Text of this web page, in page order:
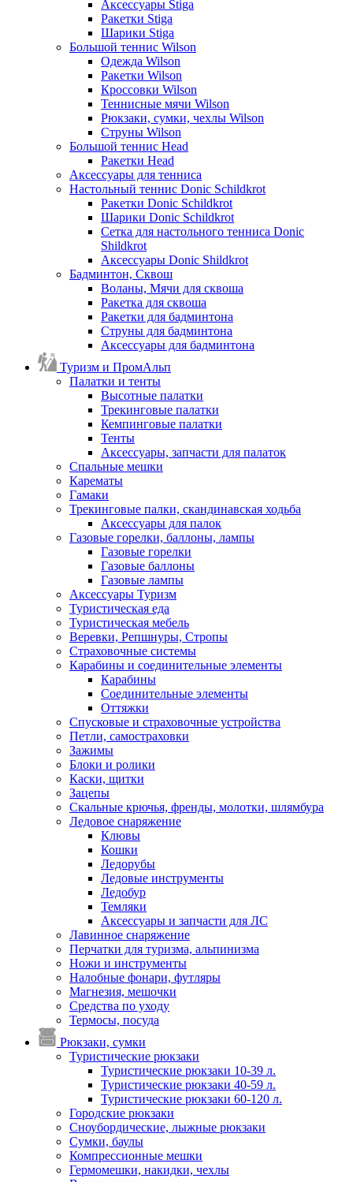
Аксессуары Stiga
Ракетки Stiga
Шарики Stiga
Большой теннис Wilson
Одежда Wilson
Ракетки Wilson
Кроссовки Wilson
Теннисные мячи Wilson
Рюкзаки, сумки, чехлы Wilson
Струны Wilson
Большой теннис Head
Ракетки Head
Аксессуары для тенниса
Настольный теннис Donic Schildkrot
Ракетки Donic Schildkrot
Шарики Donic Schildkrot
Сетка для настольного тенниса Donic
Shildkrot
Аксессуары Donic Shildkrot
Бадминтон, Сквош
Воланы, Мячи для сквоша
Ракетка для сквоша
Ракетки для бадминтона
Струны для бадминтона
Аксессуары для бадминтона
Туризм и ПромАльп
Палатки и тенты
Высотные палатки
Трекинговые палатки
Кемпинговые палатки
Тенты
Аксессуары, запчасти для палаток
Спальные мешки
Карематы
Гамаки
Трекинговые палки, скандинавская ходьба
Аксессуары для палок
Газовые горелки, баллоны, лампы
Газовые горелки
Газовые баллоны
Газовые лампы
Аксессуары Туризм
Туристическая еда
Туристическая мебель
Веревки, Репшнуры, Стропы
Страховочные системы
Карабины и соединительные элементы
Карабины
Соединительные элементы
Оттяжки
Спусковые и страховочные устройства
Петли, самостраховки
Зажимы
Блоки и ролики
Каски, щитки
Зацепы
Скальные крючья, френды, молотки, шлямбура
Ледовое снаряжение
Клювы
Кошки
Ледорубы
Ледовые инструменты
Ледобур
Темляки
Аксессуары и запчасти для ЛС
Лавинное снаряжение
Перчатки для туризма, альпинизма
Ножи и инструменты
Налобные фонари, футляры
Магнезия, мешочки
Средства по уходу
Термосы, посуда
Рюкзаки, сумки
Туристические рюкзаки
Туристические рюкзаки 10-39 л.
Туристические рюкзаки 40-59 л.
Туристические рюкзаки 60-120 л.
Городские рюкзаки
Сноубордические, лыжные рюкзаки
Сумки, баулы
Компрессионные мешки
Гермомешки, накидки, чехлы